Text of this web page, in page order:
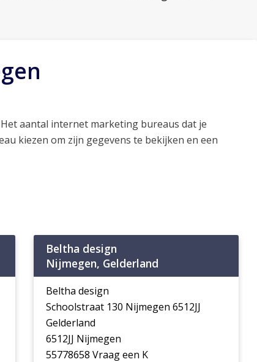
aantal internet marketing bureaus dat je
kiezen om zijn gegevens te bekijken en een
Beltha design
Nijmegen, Gelderland
Beltha design
Schoolstraat 130 Nijmegen 6512JJ
Gelderland
6512JJ Nijmegen
55778658 Vraag een K